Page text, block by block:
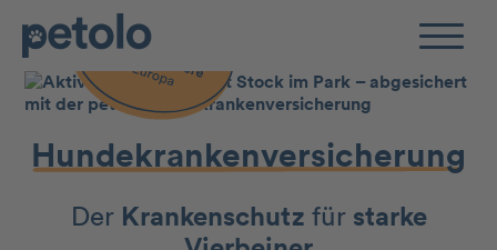
Zum Hauptinhalt
Hunde­kranken­­ver­sicherung
Der Kranken­schutz für starke